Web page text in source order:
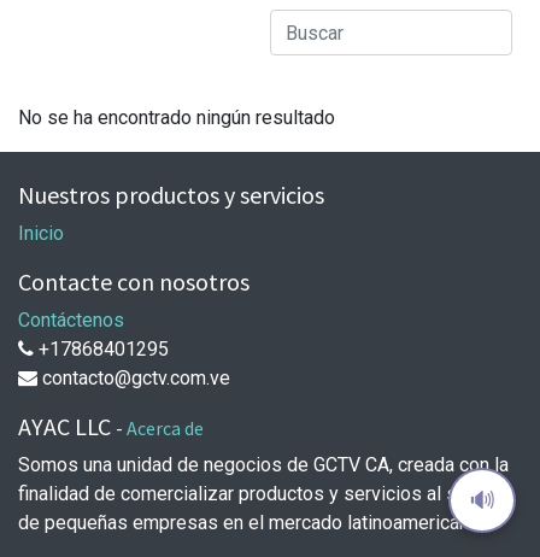
No se ha encontrado ningún resultado
Nuestros productos y servicios
Inicio
Contacte con nosotros
Contáctenos
+17868401295
contacto@gctv.com.ve
AYAC LLC - Acerca de
Somos una unidad de negocios de GCTV CA, creada con la
finalidad de comercializar productos y servicios al sector
de pequeñas empresas en el mercado latinoamericano
🔊